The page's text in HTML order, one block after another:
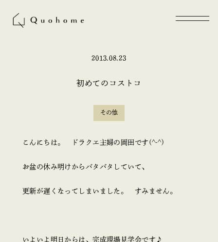
2013.08.23
初めてのコストコ
その他
こんにちは。 ドラクエ主婦の岡田です(^-^)
お盆の休み明けからバタバタしていて、
更新が遅くなってしまいました。 すみません。
いよいよ明日からは、完成現場見学会です♪